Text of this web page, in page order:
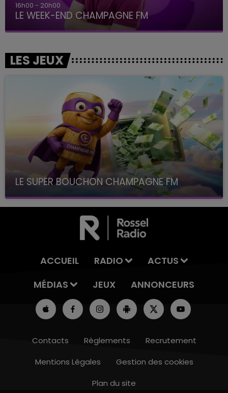
7h00 - 12h00
7h00 - 12h00
LE WEEK-END CHAMPAGNE FM
LES JEUX
LE SUPER BOUCHON CHAMPAGNE FM
avec La Famille Champagne FM, à 8H10
ACCUEIL RADIO
ACTUS
MÉDIAS
JEUX ANNONCEURS
Contacts Règlements
Recrutement
Mentions Légales
Gestion des cookies
Plan du site